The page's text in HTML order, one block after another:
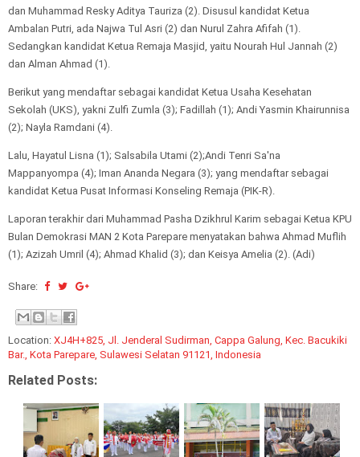
dan Muhammad Resky Aditya Tauriza (2). Disusul kandidat Ketua
Ambalan Putri, ada Najwa Tul Asri (2) dan Nurul Zahra Afifah (1).
Sedangkan kandidat Ketua Remaja Masjid, yaitu Nourah Hul Jannah (2)
dan Alman Ahmad (1).
Berikut yang mendaftar sebagai kandidat Ketua Usaha Kesehatan
Sekolah (UKS), yakni Zulfi Zumla (3); Fadillah (1); Andi Yasmin Khairunnisa
(2); Nayla Ramdani (4).
Lalu, Hayatul Lisna (1); Salsabila Utami (2);Andi Tenri Sa'na
Mappanyompa (4); Iman Ananda Negara (3); yang mendaftar sebagai
kandidat Ketua Pusat Informasi Konseling Remaja (PIK-R).
Laporan terakhir dari Muhammad Pasha Dzikhrul Karim sebagai Ketua KPU
Bulan Demokrasi MAN 2 Kota Parepare menyatakan bahwa Ahmad Muflih
(1); Azizah Umril (4); Ahmad Khalid (3); dan Keisya Amelia (2). (Adi)
Share:
Location: XJ4H+825, Jl. Jenderal Sudirman, Cappa Galung, Kec. Bacukiki
Bar., Kota Parepare, Sulawesi Selatan 91121, Indonesia
Related Posts: